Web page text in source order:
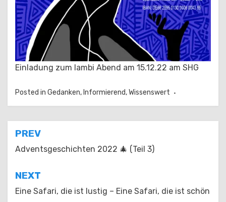
Einladung zum Iambi Abend am 15.12.22 am SHG
Posted in Gedanken, Informierend,Wissenswert
Beitragsnavigation
PREV
Advents­­ge­schichten 2022 ­🎄 (Teil 3)
NEXT
Eine Safari, die ist lustig – Eine Safari, die ist schön